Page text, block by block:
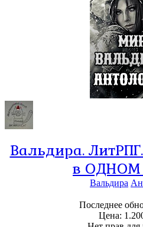
Вальдира.
в ОДНОМ
Вальдира
Последнее
Цена: